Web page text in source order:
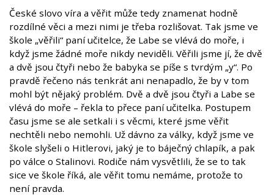
České slovo víra a věřit může tedy znamenat hodně
rozdílné věci a mezi nimi je třeba rozlišovat. Tak jsme ve
škole „věřili“ paní učitelce, že Labe se vlévá do moře, i
když jsme žádné moře nikdy neviděli. Věřili jsme jí, že dvě
a dvě jsou čtyři nebo že babyka se píše s tvrdým „y“. Po
pravdě řečeno nás tenkrát ani nenapadlo, že by v tom
mohl být nějaký problém. Dvě a dvě jsou čtyři a Labe se
vlévá do moře – řekla to přece paní učitelka. Postupem
času jsme se ale setkali i s věcmi, které jsme věřit
nechtěli nebo nemohli. Už dávno za války, když jsme ve
škole slyšeli o Hitlerovi, jaký je to báječný chlapík, a pak
po válce o Stalinovi. Rodiče nám vysvětlili, že se to tak
sice ve škole říká, ale věřit tomu nemáme, protože to
není pravda.